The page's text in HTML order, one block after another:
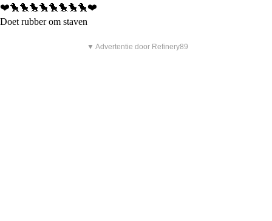
❤️🐤🐤🐤🐤🐤🐤🐤🐤❤️
Doet rubber om staven
▼ Advertentie door Refinery89